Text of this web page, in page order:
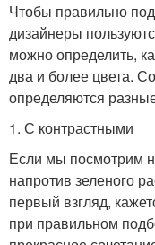
Чтобы правильно
дизайнеры
можно определить,
два и более цвета.
определяются
1. С контрастными
Если мы посмотрим
напротив зеленого
первый взгляд,
при правильном